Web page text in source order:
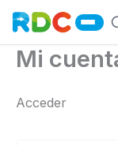
contenido
Mi
Acceder